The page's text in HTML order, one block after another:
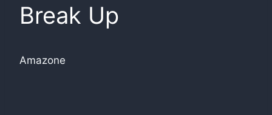
Break Up
Amazone